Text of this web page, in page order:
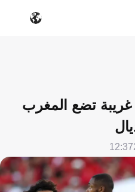
غريبة تضع المغرب
12:37